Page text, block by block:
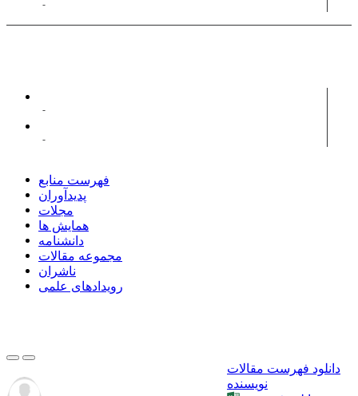
فهرست منابع
پدیدآوران
مجلات
همایش ها
دانشنامه
مجموعه مقالات
ناشران
رویدادهای علمی
دانلود فهرست مقالات
نویسنده